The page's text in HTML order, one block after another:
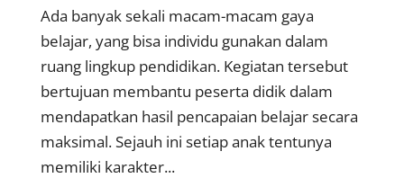
Ada banyak sekali macam-macam gaya
belajar, yang bisa individu gunakan dalam
ruang lingkup pendidikan. Kegiatan tersebut
bertujuan membantu peserta didik dalam
mendapatkan hasil pencapaian belajar secara
maksimal. Sejauh ini setiap anak tentunya
memiliki karakter...